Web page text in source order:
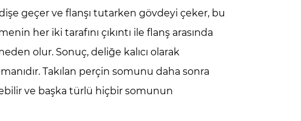
geçer ve flanşı tutarken gövdeyi çeker, bu
her iki tarafını çıkıntı ile flanş arasında
olur. Sonuç, deliğe kalıcı olarak
Takılan perçin somunu daha sonra
ve başka türlü hiçbir somunun